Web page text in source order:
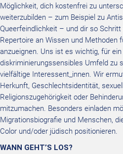
Möglichkeit, dich kostenfrei zu
weiterzubilden – zum Beispiel zu
Queerfeindlichkeit – und dir so
Repertoire an Wissen und Methoden
anzueignen. Uns ist es wichtig, für ein
diskriminierungssensibles Umfeld zu
vielfältige Interessent_innen. Wir
Herkunft, Geschlechtsidentität,
Religionszugehörigkeit oder
mitzumachen. Besonders einladen
Migrationsbiografie und Menschen,
Color und/oder jüdisch positionieren.
WANN GEHT’S LOS?